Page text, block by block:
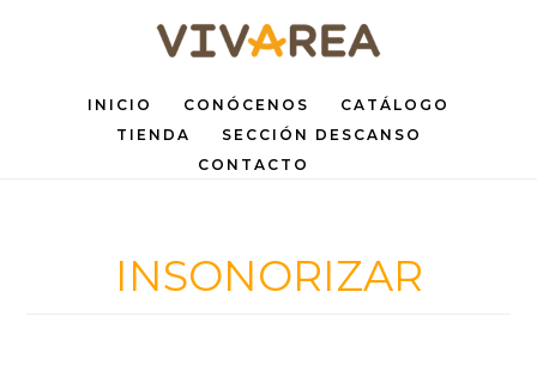
contenido
INICIO CONÓCENOS
CATÁLOGO
TIENDA
SECCIÓN DESCANSO
CONTACTO
INSONORIZAR